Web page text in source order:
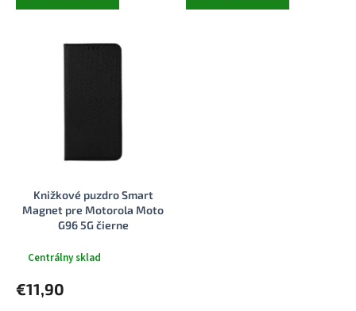
Knižkové puzdro Smart
Magnet pre Motorola Moto
G96 5G čierne
Centrálny sklad
€11,90